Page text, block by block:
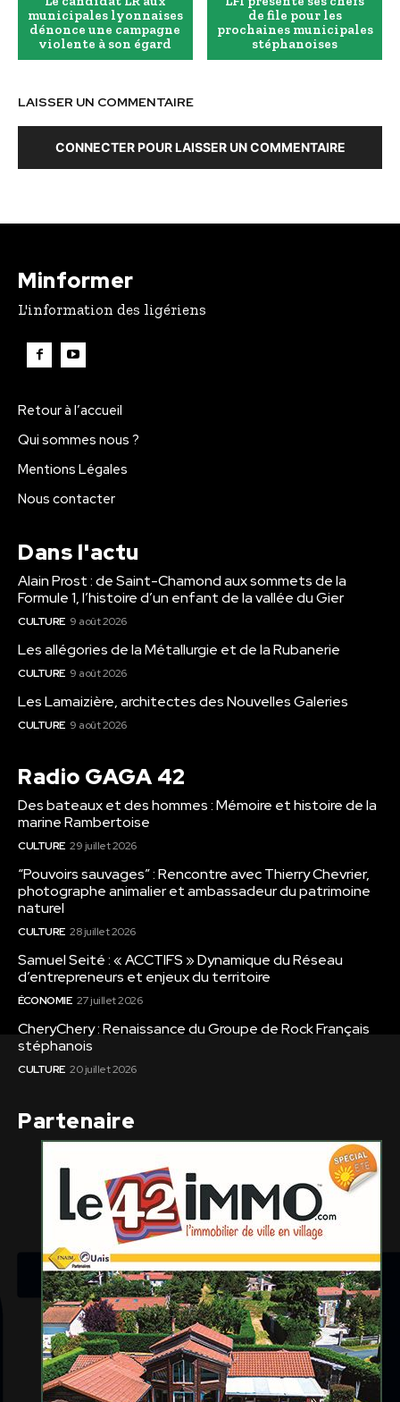
municipales lyonnaises
dénonce une campagne
violente à son égard
de file pour les
prochaines municipales
stéphanoises
LAISSER UN COMMENTAIRE
CONNECTER POUR LAISSER UN COMMENTAIRE
Minformer
L'information des ligériens
Retour à l’accueil
Qui sommes nous ?
Mentions Légales
Nous contacter
Dans l'actu
Alain Prost : de Saint-Chamond aux sommets de la
Formule 1, l’histoire d’un enfant de la vallée du Gier
CULTURE 9 août 2026
Les allégories de la Métallurgie et de la Rubanerie
CULTURE 9 août 2026
Les Lamaizière, architectes des Nouvelles Galeries
CULTURE 9 août 2026
Radio GAGA 42
Des bateaux et des hommes : Mémoire et histoire de la
marine Rambertoise
CULTURE 29 juillet 2026
“Pouvoirs sauvages” : Rencontre avec Thierry Chevrier,
photographe animalier et ambassadeur du patrimoine
naturel
CULTURE 28 juillet 2026
Samuel Seité : « ACCTIFS » Dynamique du Réseau
d’entrepreneurs et enjeux du territoire
ÉCONOMIE 27 juillet 2026
CheryChery : Renaissance du Groupe de Rock Français
stéphanois
CULTURE 20 juillet 2026
Partenaire